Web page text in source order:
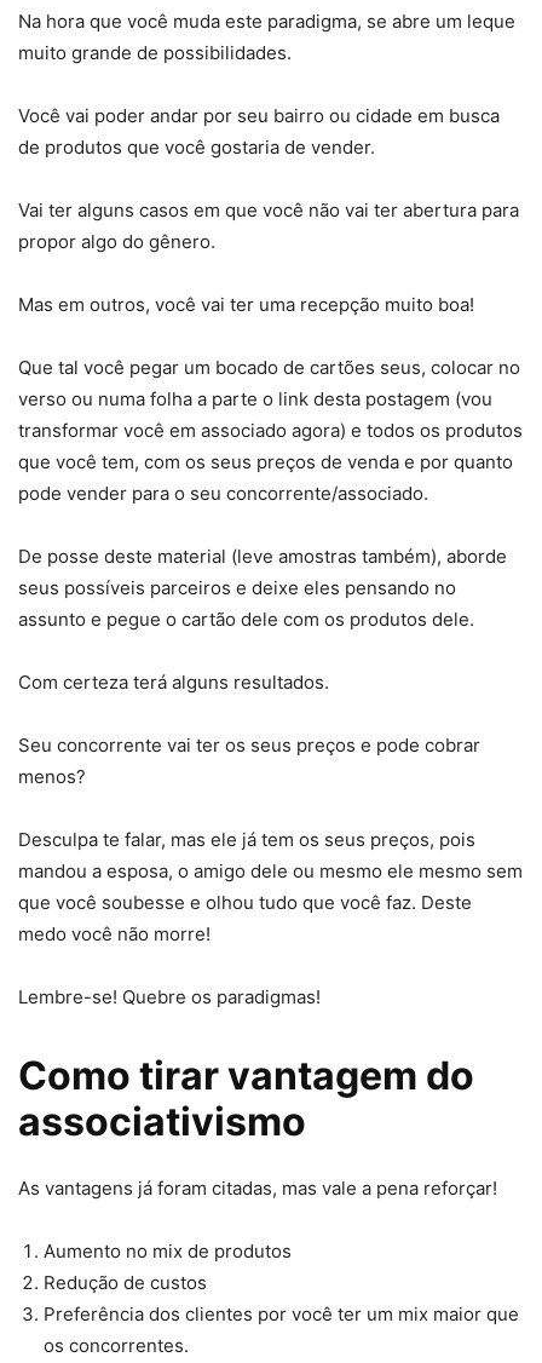
Na hora que você muda este paradigma, se abre um leque
muito grande de possibilidades.
Você vai poder andar por seu bairro ou cidade em busca
de produtos que você gostaria de vender.
Vai ter alguns casos em que você não vai ter abertura para
propor algo do gênero.
Mas em outros, você vai ter uma recepção muito boa!
Que tal você pegar um bocado de cartões seus, colocar no
verso ou numa folha a parte o link desta postagem (vou
transformar você em associado agora) e todos os produtos
que você tem, com os seus preços de venda e por quanto
pode vender para o seu concorrente/associado.
De posse deste material (leve amostras também), aborde
seus possíveis parceiros e deixe eles pensando no
assunto e pegue o cartão dele com os produtos dele.
Com certeza terá alguns resultados.
Seu concorrente vai ter os seus preços e pode cobrar
menos?
Desculpa te falar, mas ele já tem os seus preços, pois
mandou a esposa, o amigo dele ou mesmo ele mesmo sem
que você soubesse e olhou tudo que você faz. Deste
medo você não morre!
Lembre-se! Quebre os paradigmas!
Como tirar vantagem do
associativismo
As vantagens já foram citadas, mas vale a pena reforçar!
Aumento no mix de produtos
Redução de custos
Preferência dos clientes por você ter um mix maior que
os concorrentes.